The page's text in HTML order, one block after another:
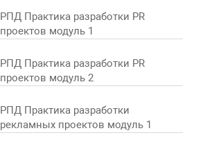
РПД Практика разработки PR
проектов модуль 1
РПД Практика разработки PR
проектов модуль 2
РПД Практика разработки
рекламных проектов модуль 1